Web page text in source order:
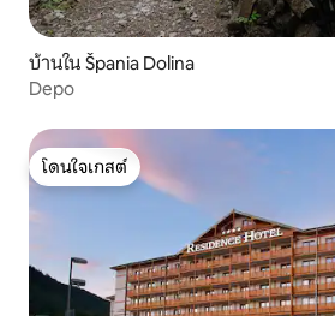
บ้านใน Špania Dolina
Depo
โดนใจเกสต์
โดนใจเกสต์